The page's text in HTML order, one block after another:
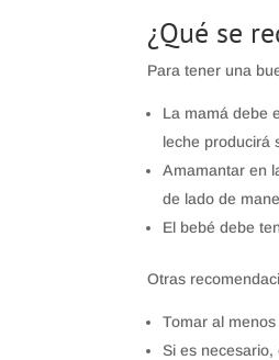
¿Qué se
Para tener una
La mamá debe
leche producirá
Amamantar en
de lado de
El bebé debe
Otras
Tomar al
Si es